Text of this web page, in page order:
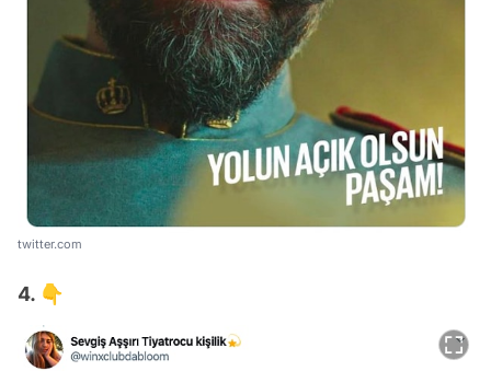
twitter.com
4. 👇